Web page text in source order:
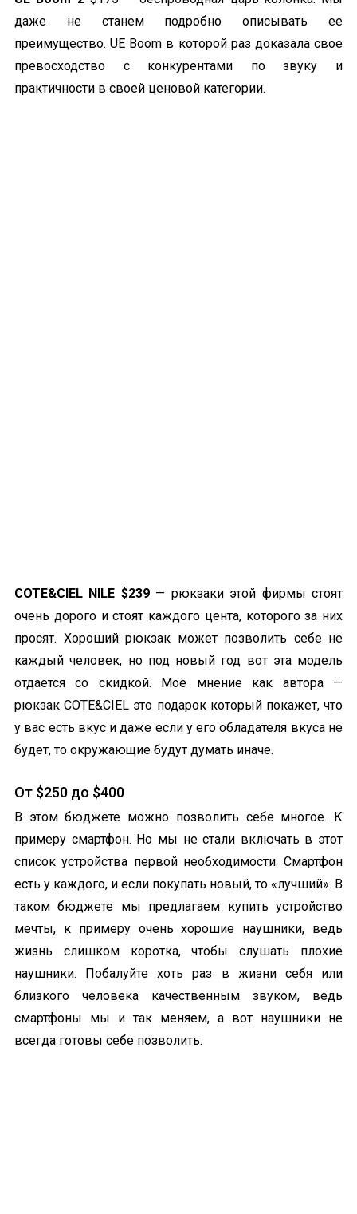
даже не станем подробно описывать ее
преимущество. UE Boom в которой раз доказала свое
превосходство с конкурентами по звуку и
практичности в своей ценовой категории.
COTE&CIEL NILE $239— рюкзаки этой фирмы стоят
очень дорого и стоят каждого цента, которого за них
просят. Хороший рюкзак может позволить себе не
каждый человек, но под новый год вот эта модель
отдается со скидкой. Моё мнение как автора —
рюкзак COTE&CIEL это подарок который покажет, что
у вас есть вкус и даже если у его обладателя вкуса не
будет, то окружающие будут думать иначе.
От $250 до $400
В этом бюджете можно позволить себе многое. К
примеру смартфон. Но мы не стали включать в этот
список устройства первой необходимости. Смартфон
есть у каждого, и если покупать новый, то «лучший». В
таком бюджете мы предлагаем купить устройство
мечты, к примеру очень хорошие наушники, ведь
жизнь слишком коротка, чтобы слушать плохие
наушники. Побалуйте хоть раз в жизни себя или
близкого человека качественным звуком, ведь
смартфоны мы и так меняем, а вот наушники не
всегда готовы себе позволить.